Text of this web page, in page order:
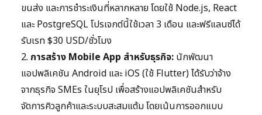
ขนส่ง และการชำระเงินที่หลากหลาย โดยใช้ Node.js, React
และ PostgreSQL โปรเจกต์นี้ใช้เวลา 3 เดือน และฟรีแลนซ์ได้
รับเรท $30 USD/ชั่วโมง
2. การสร้าง Mobile App สำหรับธุรกิจ: นักพัฒนา
แอปพลิเคชัน Android และ iOS (ใช้ Flutter) ได้รับว่าจ้าง
จากธุรกิจ SMEs ในยุโรป เพื่อสร้างแอปพลิเคชันสำหรับ
จัดการคิวลูกค้าและระบบสะสมแต้ม โดยเน้นการออกแบบ